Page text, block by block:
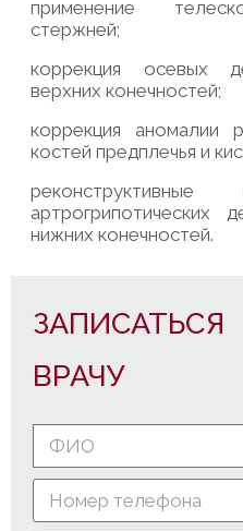
применение
стержней;
коррекция осевых
верхних конечностей;
коррекция аномалии
костей предплечья и
р
артрогрипотических
нижних конечностей.
ВРАЧУ